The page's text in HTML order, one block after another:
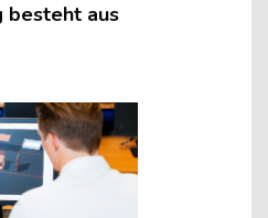
besteht aus